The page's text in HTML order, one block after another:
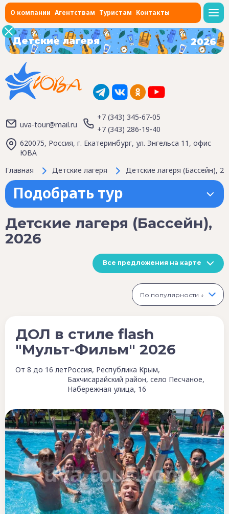
О компании Агентствам Туристам Контакты
Детские лагеря 2026
uva-tour@mail.ru
+7 (343) 345-67-05
+7 (343) 286-19-40
620075, Россия, г. Екатеринбург, ул. Энгельса 11, офис
ЮВА
Главная
Детские лагеря Детские лагеря (Бассейн),
Подобрать тур
Детские лагеря (Бассейн),
2026
Все предложения на карте
По популярности ↓
ДОЛ в стиле flash
"Мульт-Фильм" 2026
От 8 до 16 летРоссия, Республика Крым,
Бахчисарайский район, село Песчаное,
Набережная улица, 16